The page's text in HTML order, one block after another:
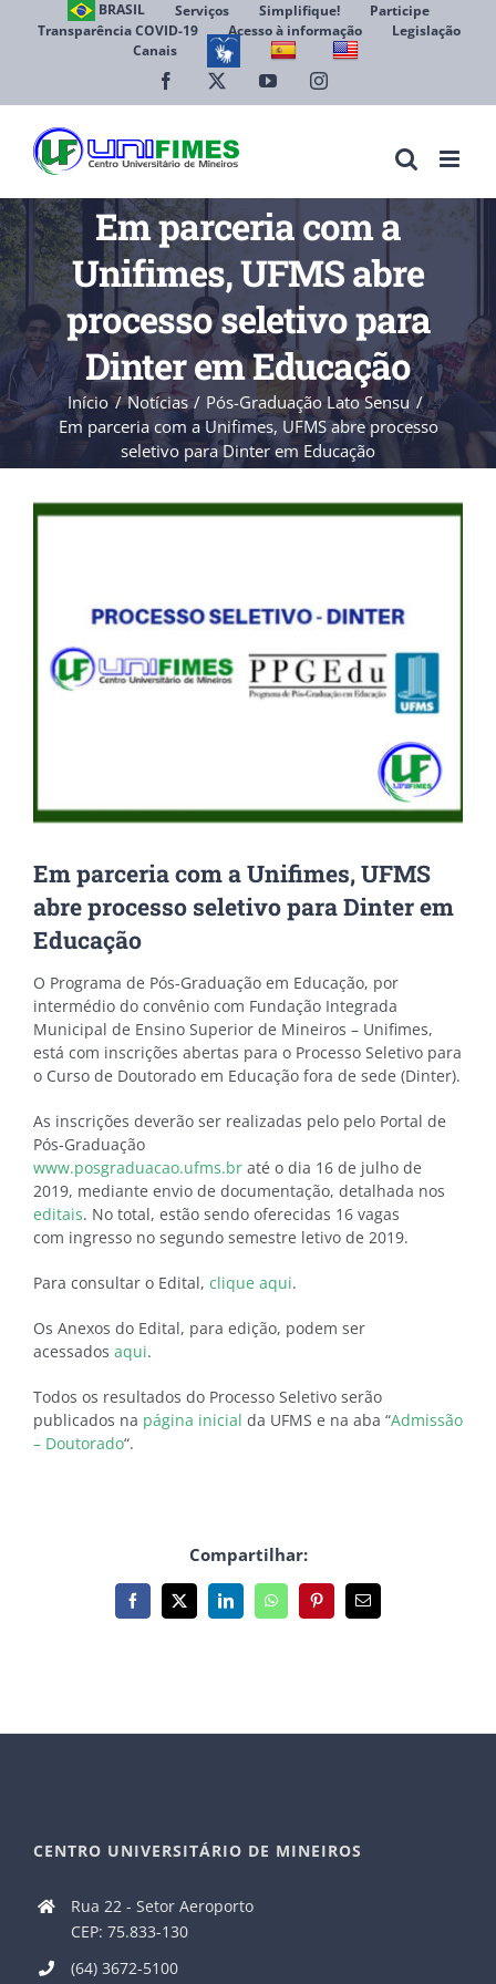
BRASIL Serviços Simplifique!
Participe
Transparência COVID-19
Acesso à informação
Legislação
Canais
Facebook YouTubeInstagram
Em parceria com a
Unifimes, UFMS abre
processo seletivo para
Dinter em Educação
Início Notícias
Pós-Graduação Lato Sensu
Em parceria com a Unifimes, UFMS abre processo
seletivo para Dinter em Educação
View
Em parceria com a Unifimes, UFMS
abre processo seletivo para Dinter em
Educação
O Programa de Pós-Graduação em Educação, por
intermédio do convênio com Fundação Integrada
Municipal de Ensino Superior de Mineiros – Unifimes,
está com inscrições abertas para o Processo Seletivo para
o Curso de Doutorado em Educação fora de sede (Dinter).
As inscrições deverão ser realizadas pelo pelo Portal de
Pós-Graduação
www.posgraduacao.ufms.br até o dia 16 de julho de
2019, mediante envio de documentação, detalhada nos
editais. No total, estão sendo oferecidas 16 vagas
com ingresso no segundo semestre letivo de 2019.
Para consultar o Edital, clique aqui.
Os Anexos do Edital, para edição, podem ser
acessados aqui.
Todos os resultados do Processo Seletivo serão
publicados na página inicial da UFMS e na aba “Admissão
– Doutorado“.
Compartilhar:
Facebook
X LinkedInWhatsAppPinterest
E-
mail
CENTRO UNIVERSITÁRIO DE MINEIROS
Rua 22 - Setor Aeroporto
CEP: 75.833-130
(64) 3672-5100